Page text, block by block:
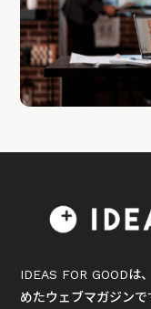
IDEAS FOR GOODは
めたウェブマガジン